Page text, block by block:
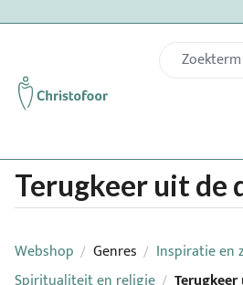
Terugkeer uit de
Webshop / Genres / Inspiratie en